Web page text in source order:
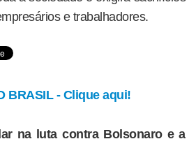
e trabalhadores.
BRASIL - Clique aqui!
na luta contra Bolsonaro e a